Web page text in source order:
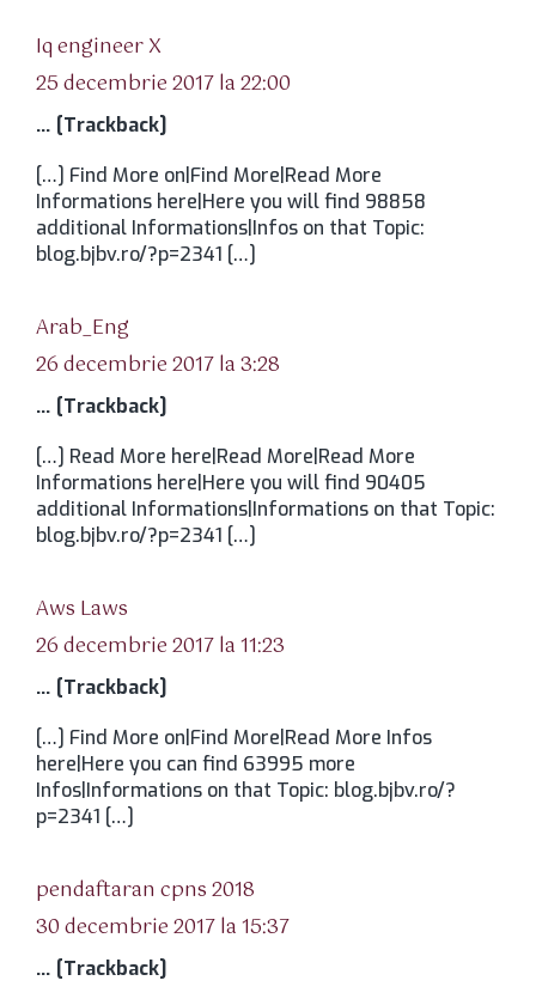
Iq engineer X
25 decembrie 2017 la 22:00
… [Trackback]
[…] Find More on|Find More|Read More
Informations here|Here you will find 98858
additional Informations|Infos on that Topic:
blog.bjbv.ro/?p=2341 […]
Arab_Eng
26 decembrie 2017 la 3:28
… [Trackback]
[…] Read More here|Read More|Read More
Informations here|Here you will find 90405
additional Informations|Informations on that Topic:
blog.bjbv.ro/?p=2341 […]
Aws Laws
26 decembrie 2017 la 11:23
… [Trackback]
[…] Find More on|Find More|Read More Infos
here|Here you can find 63995 more
Infos|Informations on that Topic: blog.bjbv.ro/?
p=2341 […]
pendaftaran cpns 2018
30 decembrie 2017 la 15:37
… [Trackback]